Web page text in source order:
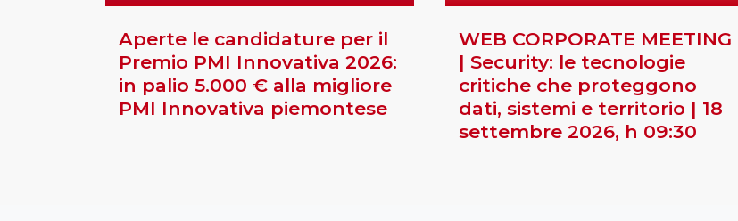
Aperte le candidature per il
Premio PMI Innovativa 2026:
in palio 5.000 € alla migliore
PMI Innovativa piemontese
WEB CORPORATE MEETING
| Security: le tecnologie
critiche che proteggono
dati, sistemi e territorio | 18
settembre 2026, h 09:30